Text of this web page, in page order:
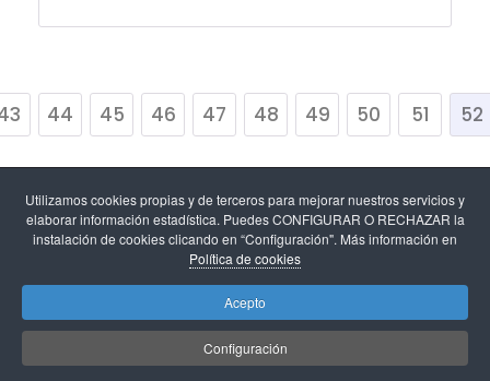
Utilizamos cookies propias y de terceros para mejorar nuestros servicios y
elaborar información estadística. Puedes CONFIGURAR O RECHAZAR la
instalación de cookies clicando en “Configuración". Más información en
Política de cookies
Acepto
Configuración
44 45 46 47 48 49 50 51 52
Política de cookies y configuración de
cookies-Protección de datos.